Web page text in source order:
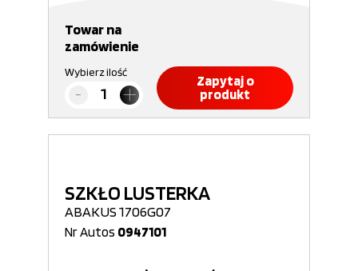
Towar na
zamówienie
Wybierz ilość
Zapytaj o
produkt
SZKŁO LUSTERKA
ABAKUS 1706G07
Nr Autos 0947101